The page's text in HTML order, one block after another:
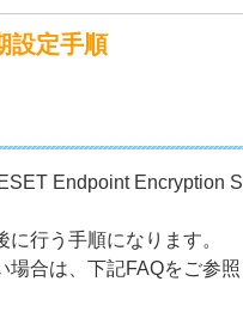
設定手順
Endpoint Encryption
行う手順になります。
場合は、下記FAQをご参